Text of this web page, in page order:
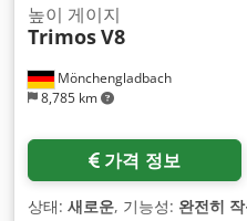
Mönchengladbach
8,785 km
높이 게이지
TrimosV8
가격 정보
상태: 새로운, 기능성: 완전히